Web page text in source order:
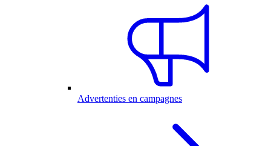
Advertenties en campagnes